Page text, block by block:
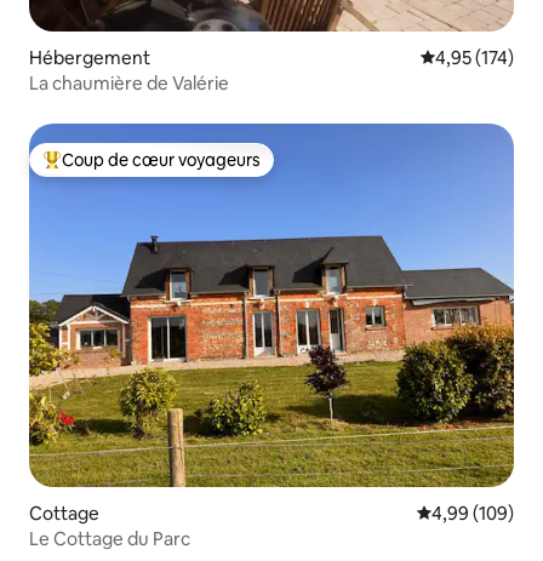
Hébergement Évaluation
4,95 (174)
La chaumière de Valérie
Coups de cœur voyageurs les plus appréciés
Coup de cœur voyageurs
Cottage Évaluation
4,99 (109)
Le Cottage du Parc